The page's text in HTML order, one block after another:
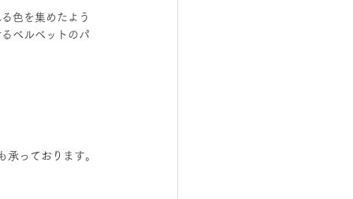
色を集めたよう
ベルベットのパ
っております。